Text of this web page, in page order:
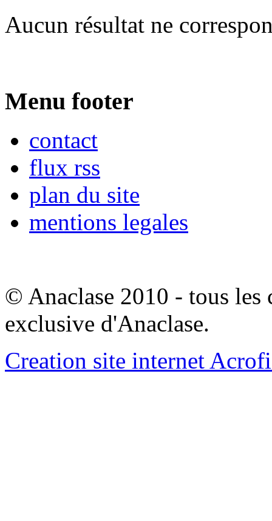
Aucun résultat ne
Menu footer
contact
flux rss
plan du site
mentions legales
© Anaclase 2010 - tous les
exclusive d'Anaclase.
Creation site internet